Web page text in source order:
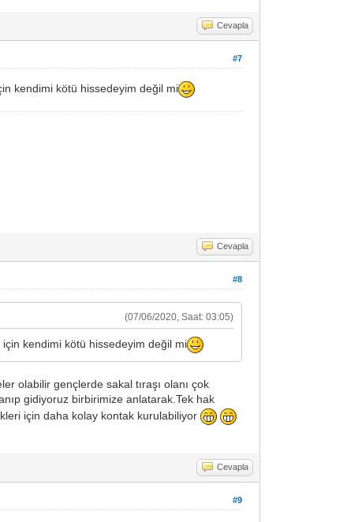
Cevapla
#7
kendimi kötü hissedeyim değil mi
Cevapla
#8
(07/06/2020, Saat: 03:05)
kendimi kötü hissedeyim değil mi
olabilir gençlerde sakal tıraşı olanı çok
gidiyoruz birbirimize anlatarak.Tek hak
için daha kolay kontak kurulabiliyor
Cevapla
#9